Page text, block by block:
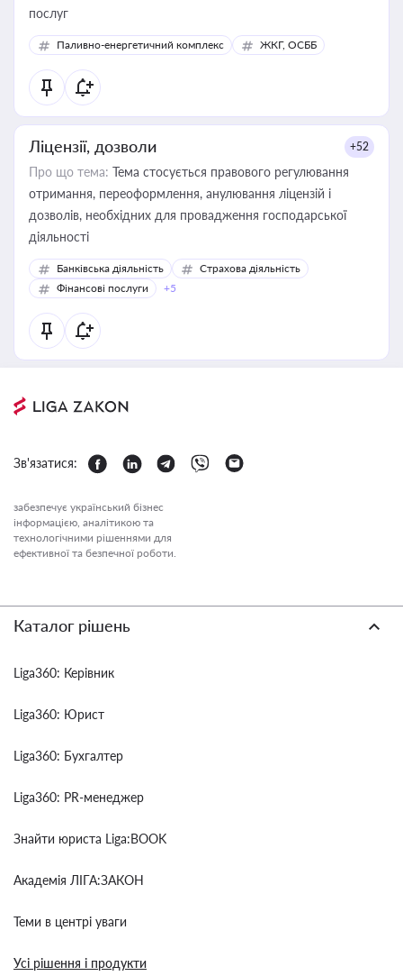
послуг
Паливно-енергетичний комплекс ЖКГ, ОСББ
Ліцензії, дозволи +52
Про що тема: Тема стосується правового регулювання
отримання, переоформлення, анулювання ліцензій і
дозволів, необхідних для провадження господарської
діяльності
Банківська діяльність
Страхова діяльність
Фінансові послуги
+5
Зв'язатися:
забезпечує український бізнес
інформацією, аналітикою та
технологічними рішеннями для
ефективної та безпечної роботи.
Каталог рішень
Liga360: Керівник
Liga360: Юрист
Liga360: Бухгалтер
Liga360: PR-менеджер
Знайти юриста Liga:BOOK
Академія ЛІГА:ЗАКОН
Теми в центрі уваги
Усі рішення і продукти